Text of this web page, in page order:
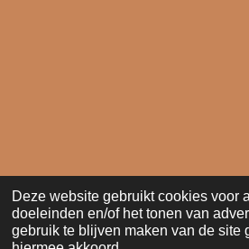
Deze website gebruikt cookies voor
doeleinden en/of het tonen van
gebruik te blijven maken van de site